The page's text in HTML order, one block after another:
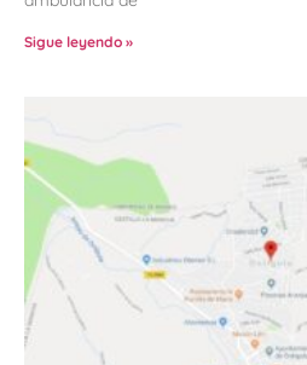
Sigue leyendo »